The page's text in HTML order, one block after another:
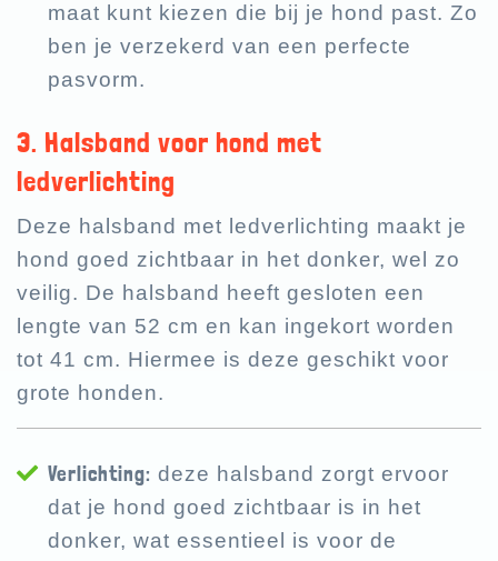
maat kunt kiezen die bij je hond past. Zo
ben je verzekerd van een perfecte
pasvorm.
3. Halsband voor hond met
ledverlichting
Deze halsband met ledverlichting maakt je
hond goed zichtbaar in het donker, wel zo
veilig. De halsband heeft gesloten een
lengte van 52 cm en kan ingekort worden
tot 41 cm. Hiermee is deze geschikt voor
grote honden.
Verlichting: deze halsband zorgt ervoor
dat je hond goed zichtbaar is in het
donker, wat essentieel is voor de